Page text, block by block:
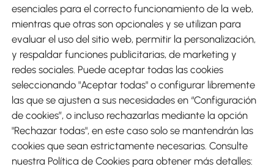
Envíos
Descargar Aosom App
esenciales para el correcto funcionamiento de la web,
mientras que otras son opcionales y se utilizan para
evaluar el uso del sitio web, permitir la personalización,
y respaldar funciones publicitarias, de marketing y
redes sociales. Puede aceptar todas las cookies
seleccionando "Aceptar todas" o configurar libremente
las que se ajusten a sus necesidades en “Configuración
de cookies”, o incluso rechazarlas mediante la opción
"Rechazar todas", en este caso solo se mantendrán las
cookies que sean estrictamente necesarias. Consulte
nuestra Política de Cookies para obtener más detalles: